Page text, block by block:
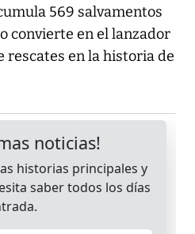
569 salvamentos
convierte en el lanzador
rescates en la historia de